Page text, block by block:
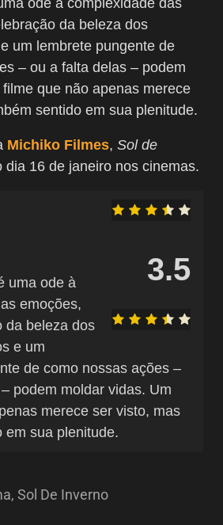
da beleza dos
um lembrete pungente de
– ou a falta delas – podem
que não apenas merece
sentido em sua plenitude.
Michiko Filmes, Sol de
dia 16 de janeiro nos cinemas.
3.5
uma ode à
emoções,
da beleza dos
e um
de como nossas ações –
podem moldar vidas. Um
merece ser visto, mas
em sua plenitude.
, Sol De Inverno